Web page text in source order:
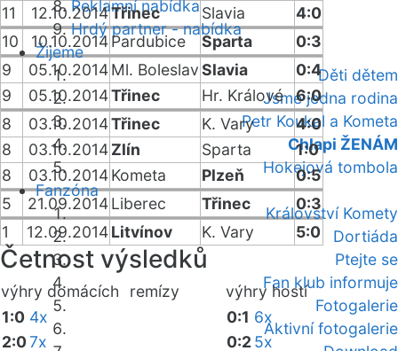
Reklamní nabídka
Hrdý partner - nabídka
Žijeme
Děti dětem
Jsme jedna rodina
Petr Koukal a Kometa
Chlapi ŽENÁM
Hokejová tombola
Fanzóna
Království Komety
Dortiáda
Ptejte se
Fan klub informuje
Fotogalerie
Aktivní fotogalerie
11
12.10.2014Třinec Slavia
4:0
10
10.10.2014Pardubice Sparta
0:3
9
05.10.2014Ml. BoleslavSlavia
0:4
9
05.10.2014Třinec Hr. Králové
6:0
8
03.10.2014Třinec K. Vary
4:0
8
03.10.2014Zlín Sparta
1:0
8
03.10.2014Kometa Plzeň
0:5
5
21.09.2014Liberec Třinec
0:3
1
12.09.2014Litvínov K. Vary 5:0
Četnost výsledků
výhry domácích remízy výhry hostí
1:0 4x
2:07x
0:1 6x
0:25x